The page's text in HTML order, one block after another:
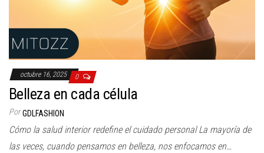
octubre 16, 2025 0
Belleza en cada célula
Por GDLFASHION
Cómo la salud interior redefine el cuidado personal La mayoría de
las veces, cuando pensamos en belleza, nos enfocamos en…